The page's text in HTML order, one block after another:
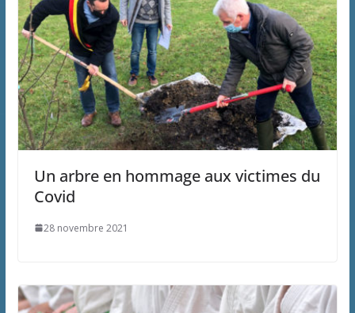
Un arbre en hommage aux victimes du
Covid
28 novembre 2021